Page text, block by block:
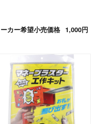
ーカー希望小売価格 1,000円